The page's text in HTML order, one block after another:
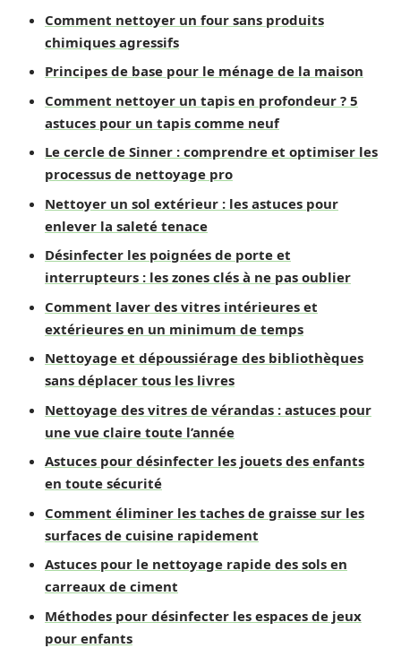
Comment nettoyer un four sans produits
chimiques agressifs
Principes de base pour le ménage de la maison
Comment nettoyer un tapis en profondeur ? 5
astuces pour un tapis comme neuf
Le cercle de Sinner : comprendre et optimiser les
processus de nettoyage pro
Nettoyer un sol extérieur : les astuces pour
enlever la saleté tenace
Désinfecter les poignées de porte et
interrupteurs : les zones clés à ne pas oublier
Comment laver des vitres intérieures et
extérieures en un minimum de temps
Nettoyage et dépoussiérage des bibliothèques
sans déplacer tous les livres
Nettoyage des vitres de vérandas : astuces pour
une vue claire toute l’année
Astuces pour désinfecter les jouets des enfants
en toute sécurité
Comment éliminer les taches de graisse sur les
surfaces de cuisine rapidement
Astuces pour le nettoyage rapide des sols en
carreaux de ciment
Méthodes pour désinfecter les espaces de jeux
pour enfants